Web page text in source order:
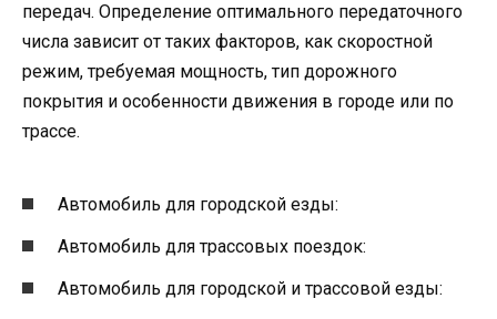
передач. Определение оптимального передаточного
числа зависит от таких факторов, как скоростной
режим, требуемая мощность, тип дорожного
покрытия и особенности движения в городе или по
трассе.
Автомобиль для городской езды:
Автомобиль для трассовых поездок:
Автомобиль для городской и трассовой езды: